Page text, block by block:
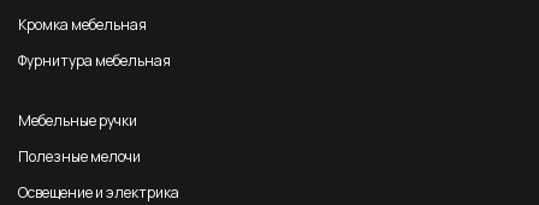
Кромка мебельная
Фурнитура мебельная
Мебельные ручки
Полезные мелочи
Освещение и электрика